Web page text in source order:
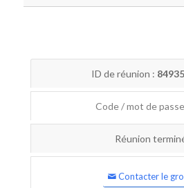
ID de réunion :
Code / mot de
Réunion
Contacter le